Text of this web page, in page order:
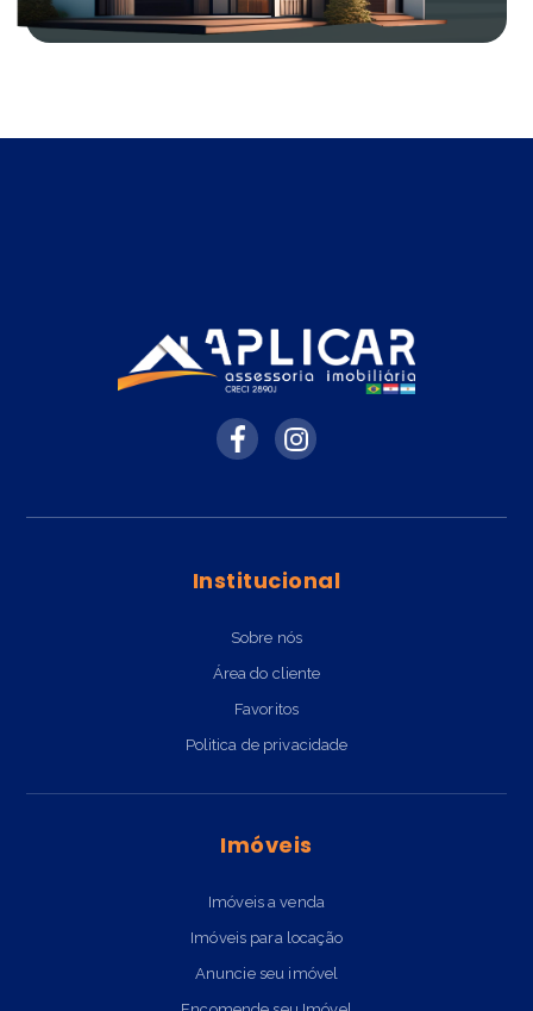
Institucional
Sobre nós
Área do cliente
Favoritos
Politica de privacidade
Imóveis
Imóveis a venda
Imóveis para locação
Anuncie seu imóvel